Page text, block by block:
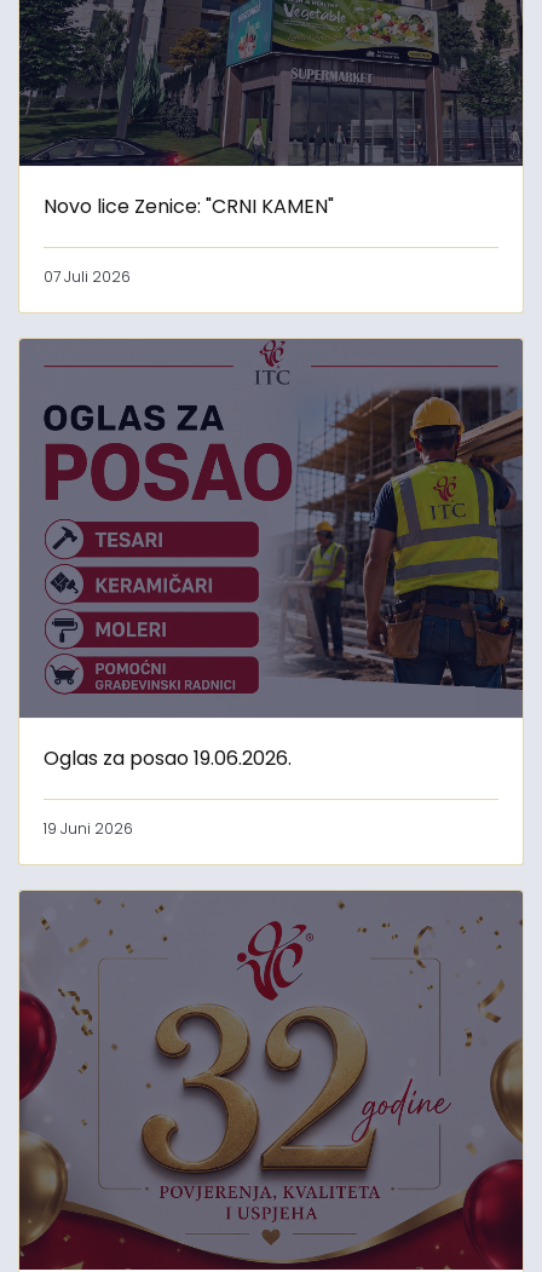
Novo lice Zenice: "CRNI KAMEN"
07 Juli 2026
Oglas za posao 19.06.2026.
19 Juni 2026